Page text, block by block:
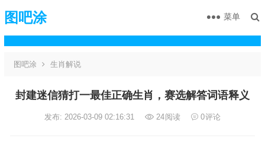
图吧涂 菜单
图吧涂 生肖解说
封建迷信猜打一最佳正确生肖，赛选解答词语释义
发布: 2026-03-09 02:16:31 24阅读 0评论